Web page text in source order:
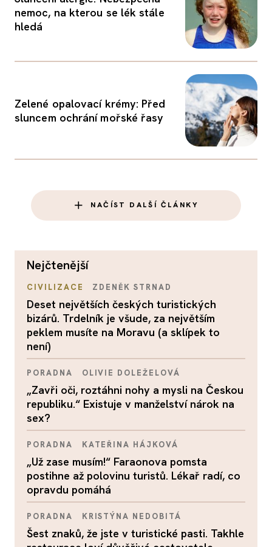
nemoc, na kterou se lék stále
hledá
Zelené opalovací krémy: Před
sluncem ochrání mořské řasy
NAČÍST DALŠÍ ČLÁNKY
nejčtenější
CIVILIZACE ZDENĚK STRNAD
Deset největších českých turistických
bizárů. Trdelník je všude, za největším
peklem musíte na Moravu (a sklípek to
není)
PORADNA OLIVIE DOLEŽELOVÁ
„Zavři oči, roztáhni nohy a mysli na Českou
republiku.“ Existuje v manželství nárok na
sex?
PORADNA KATEŘINA HÁJKOVÁ
„Už zase musím!“ Faraonova pomsta
postihne až polovinu turistů. Lékař radí, co
opravdu pomáhá
PORADNA KRISTÝNA NEDOBITÁ
Šest znaků, že jste v turistické pasti. Takhle